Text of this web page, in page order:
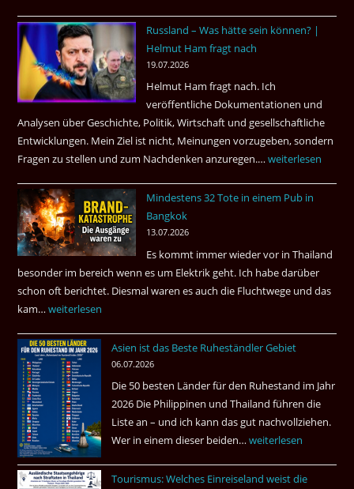
aufgeklärt
3
Tote
kamen
dazu.
Russland – Was hätte sein können? |
Helmut Ham fragt nach
19.07.2026
Helmut Ham fragt nach. Ich
veröffentliche Dokumentationen und
Analysen über Geschichte, Politik, Wirtschaft und gesellschaftliche
Entwicklungen. Mein Ziel ist nicht, Meinungen vorzugeben, sondern
Fragen zu stellen und zum Nachdenken anzuregen.…Russland
Was
können?
|
Helmut
fragt
weiterlesen
Mindestens 32 Tote in einem Pub in
Bangkok
13.07.2026
Es kommt immer wieder vor in Thailand
besonder im bereich wenn es um Elektrik geht. Ich habe darüber
schon oft berichtet. Diesmal waren es auch die Fluchtwege und das
kam…Mindestens
Tote
einem
Pub
Bangkok
weiterlesen
Asien ist das Beste Ruheständler Gebiet
06.07.2026
Die 50 besten Länder für den Ruhestand im Jahr
2026 Die Philippinen und Thailand führen die
Liste an – und ich kann das gut nachvollziehen.
Wer in einem dieser beiden…Asien
das
weiterlesen
Tourismus: Welches Einreiseland weist die